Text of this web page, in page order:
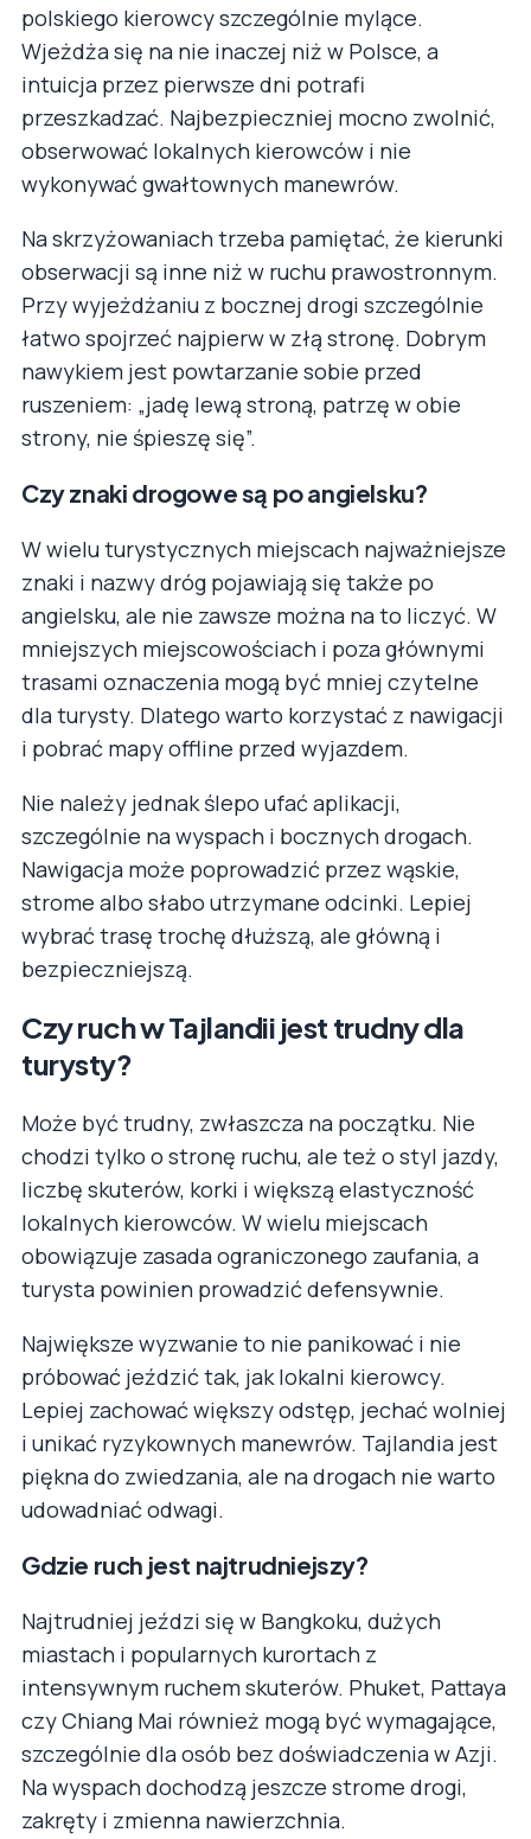
polskiego kierowcy szczególnie mylące.
Wjeżdża się na nie inaczej niż w Polsce, a
intuicja przez pierwsze dni potrafi
przeszkadzać. Najbezpieczniej mocno zwolnić,
obserwować lokalnych kierowców i nie
wykonywać gwałtownych manewrów.
Na skrzyżowaniach trzeba pamiętać, że kierunki
obserwacji są inne niż w ruchu prawostronnym.
Przy wyjeżdżaniu z bocznej drogi szczególnie
łatwo spojrzeć najpierw w złą stronę. Dobrym
nawykiem jest powtarzanie sobie przed
ruszeniem: „jadę lewą stroną, patrzę w obie
strony, nie śpieszę się”.
Czy znaki drogowe są po angielsku?
W wielu turystycznych miejscach najważniejsze
znaki i nazwy dróg pojawiają się także po
angielsku, ale nie zawsze można na to liczyć. W
mniejszych miejscowościach i poza głównymi
trasami oznaczenia mogą być mniej czytelne
dla turysty. Dlatego warto korzystać z nawigacji
i pobrać mapy offline przed wyjazdem.
Nie należy jednak ślepo ufać aplikacji,
szczególnie na wyspach i bocznych drogach.
Nawigacja może poprowadzić przez wąskie,
strome albo słabo utrzymane odcinki. Lepiej
wybrać trasę trochę dłuższą, ale główną i
bezpieczniejszą.
Czy ruch w Tajlandii jest trudny dla
turysty?
Może być trudny, zwłaszcza na początku. Nie
chodzi tylko o stronę ruchu, ale też o styl jazdy,
liczbę skuterów, korki i większą elastyczność
lokalnych kierowców. W wielu miejscach
obowiązuje zasada ograniczonego zaufania, a
turysta powinien prowadzić defensywnie.
Największe wyzwanie to nie panikować i nie
próbować jeździć tak, jak lokalni kierowcy.
Lepiej zachować większy odstęp, jechać wolniej
i unikać ryzykownych manewrów. Tajlandia jest
piękna do zwiedzania, ale na drogach nie warto
udowadniać odwagi.
Gdzie ruch jest najtrudniejszy?
Najtrudniej jeździ się w Bangkoku, dużych
miastach i popularnych kurortach z
intensywnym ruchem skuterów. Phuket, Pattaya
czy Chiang Mai również mogą być wymagające,
szczególnie dla osób bez doświadczenia w Azji.
Na wyspach dochodzą jeszcze strome drogi,
zakręty i zmienna nawierzchnia.